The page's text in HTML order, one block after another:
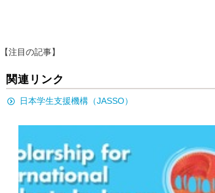
【注目の記事】
関連リンク
日本学生支援機構（JASSO）